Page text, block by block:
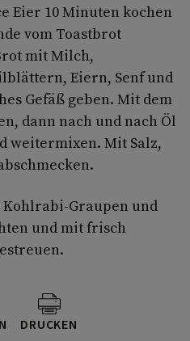
Eier 10 Minuten kochen
vom Toastbrot
mit Milch,
Eiern, Senf und
Gefäß geben. Mit dem
dann nach und nach Öl
weitermixen. Mit Salz,
Graupen und
und mit frisch
DRUCKEN